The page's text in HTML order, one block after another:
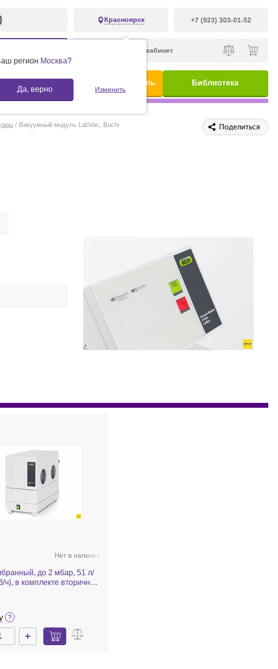
Красноярск +7 (923) 303-01-52
регион Москва?
Да, верно Изменить
Личный кабинет
реактивы,
наборы
Предметный указатель Библиотека
/ Вакуумный модуль LabVac, Buchi Поделиться
Нет в наличии
до 2 мбар, 51 л/
ч), в комплекте вторичная